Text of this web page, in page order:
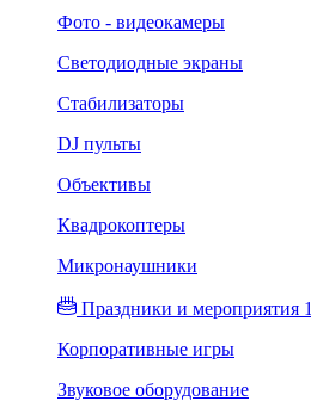
Фото - видеокамеры
Светодиодные экраны
Стабилизаторы
DJ пульты
Объективы
Квадрокоптеры
Микронаушники
Праздники и мероприятия 1
Корпоративные игры
Звуковое оборудование